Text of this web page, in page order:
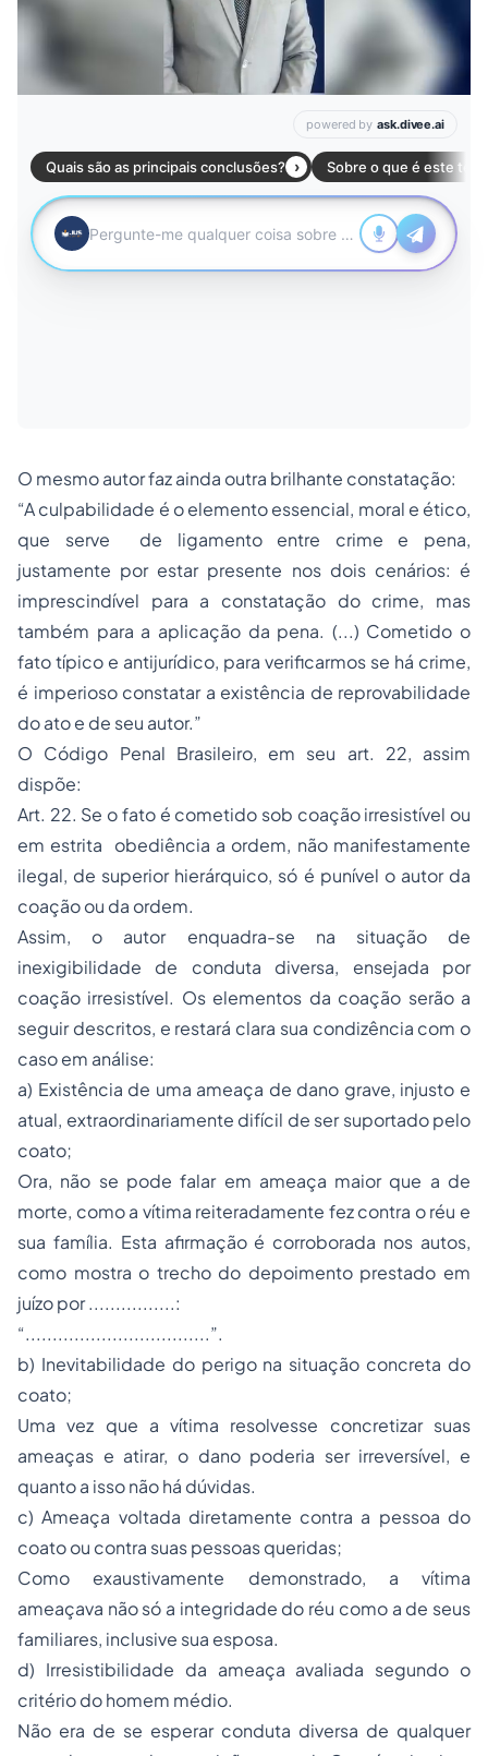
O mesmo autor faz ainda outra brilhante constatação:
“A culpabilidade é o elemento essencial, moral e ético,
que serve de ligamento entre crime e pena,
justamente por estar presente nos dois cenários: é
imprescindível para a constatação do crime, mas
também para a aplicação da pena. (...) Cometido o
fato típico e antijurídico, para verificarmos se há crime,
é imperioso constatar a existência de reprovabilidade
do ato e de seu autor.”
O Código Penal Brasileiro, em seu art. 22, assim
dispõe:
Art. 22. Se o fato é cometido sob coação irresistível ou
em estrita obediência a ordem, não manifestamente
ilegal, de superior hierárquico, só é punível o autor da
coação ou da ordem.
Assim, o autor enquadra-se na situação de
inexigibilidade de conduta diversa, ensejada por
coação irresistível. Os elementos da coação serão a
seguir descritos, e restará clara sua condizência com o
caso em análise:
a) Existência de uma ameaça de dano grave, injusto e
atual, extraordinariamente difícil de ser suportado pelo
coato;
Ora, não se pode falar em ameaça maior que a de
morte, como a vítima reiteradamente fez contra o réu e
sua família. Esta afirmação é corroborada nos autos,
como mostra o trecho do depoimento prestado em
juízo por ................:
“..................................”.
b) Inevitabilidade do perigo na situação concreta do
coato;
Uma vez que a vítima resolvesse concretizar suas
ameaças e atirar, o dano poderia ser irreversível, e
quanto a isso não há dúvidas.
c) Ameaça voltada diretamente contra a pessoa do
coato ou contra suas pessoas queridas;
Como exaustivamente demonstrado, a vítima
ameaçava não só a integridade do réu como a de seus
familiares, inclusive sua esposa.
d) Irresistibilidade da ameaça avaliada segundo o
critério do homem médio.
Não era de se esperar conduta diversa de qualquer